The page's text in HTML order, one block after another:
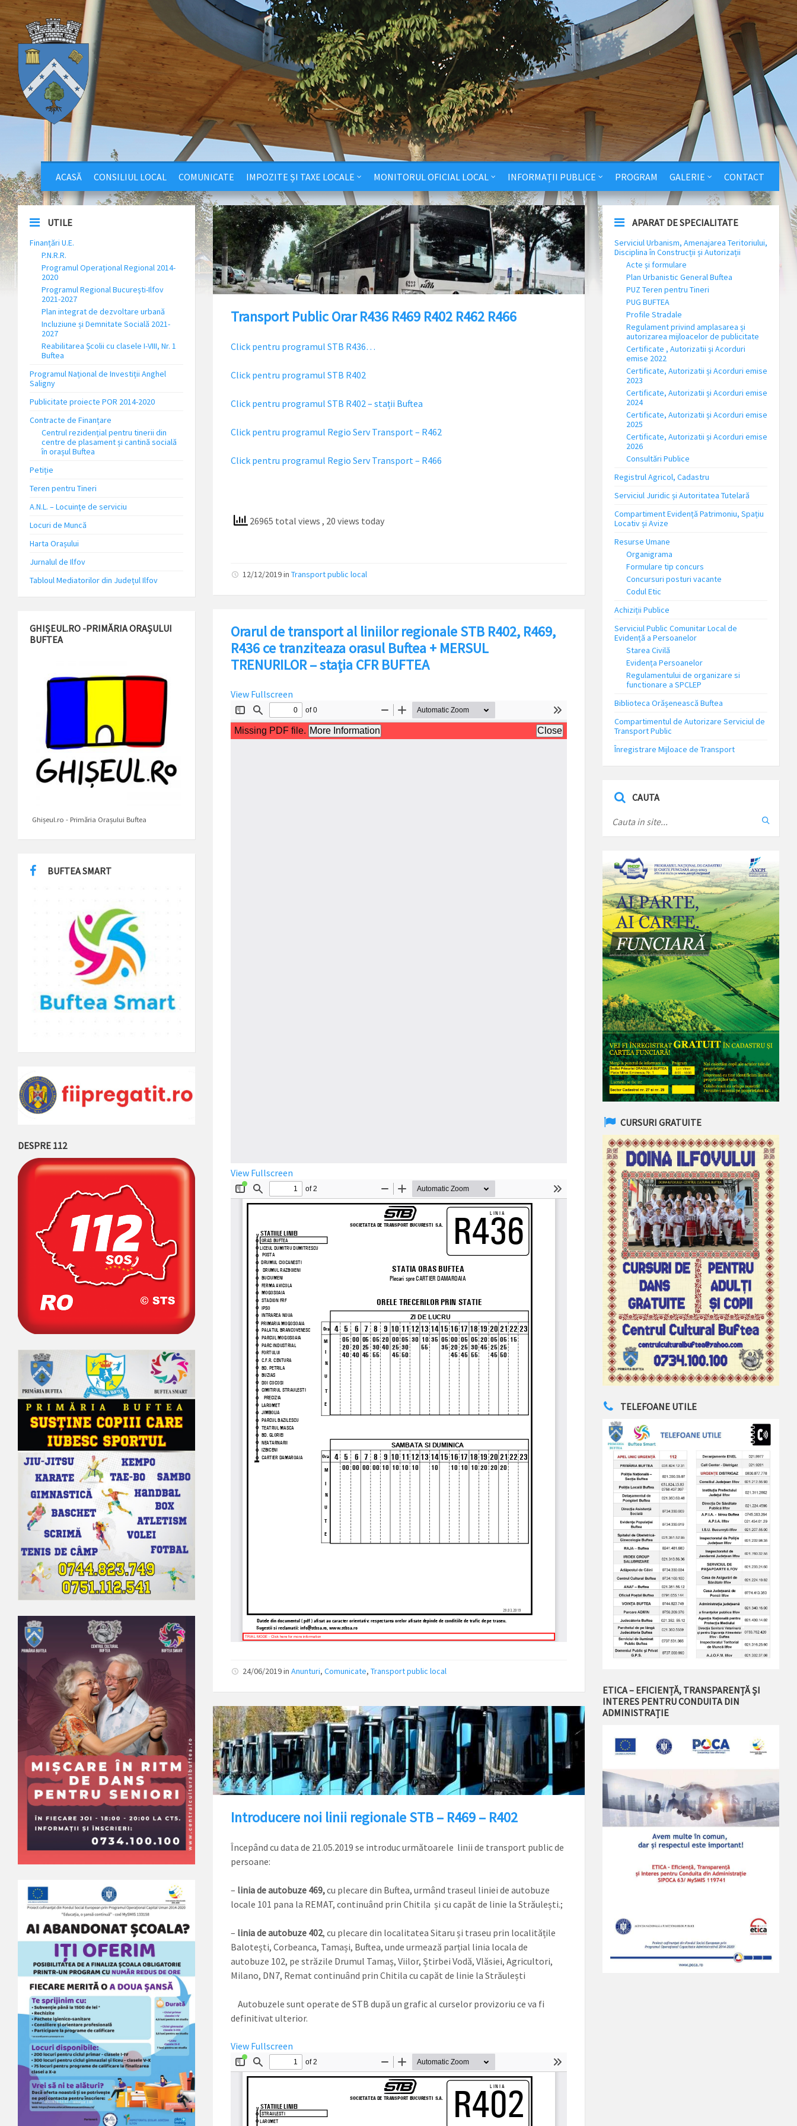
ACASĂ CONSILIUL LOCAL COMUNICATE IMPOZITE ȘI TAXE LOCALE MONITORUL OFICIAL LOCAL INFORMAȚII PUBLICE PROGRAM GALERIE CONTACT
Transport Public Orar R436 R469 R402 R462 R466
Click pentru programul STB R436…
Click pentru programul STB R402
Click pentru programul STB R402 – stații Buftea
Click pentru programul Regio Serv Transport – R462
Click pentru programul Regio Serv Transport – R466
26965 total views , 20 views today
12/12/2019in Transport public local
Orarul de transport al liniilor regionale STB R402, R469,
R436 ce tranziteaza orasul Buftea + MERSUL
TRENURILOR – stația CFR BUFTEA
View Fullscreen
View Fullscreen
24/06/2019in Anunturi, Comunicate, Transport public local
Introducere noi linii regionale STB – R469 – R402
Începând cu data de 21.05.2019 se introduc următoarele linii de transport public de
persoane:
– linia de autobuze 469,cu plecare din Buftea, urmând traseul liniei de autobuze
locale 101 pana la REMAT, continuând prin Chitila și cu capăt de linie la Străulești.;
– linia de autobuze 402, cu plecare din localitatea Sitaru și traseu prin localitățile
Balotești, Corbeanca, Tamași, Buftea, unde urmează parțial linia locala de
autobuze 102, pe străzile Drumul Tamaș, Viilor, Știrbei Vodă, Vlăsiei, Agricultori,
Milano, DN7, Remat continuând prin Chitila cu capăt de linie la Străulești
Autobuzele sunt operate de STB după un grafic al curselor provizoriu ce va fi
definitivat ulterior.
View Fullscreen
UTILE
Finanțări U.E.
P.N.R.R.
Programul Operațional Regional 2014-
2020
Programul Regional București-Ilfov
2021-2027
Plan integrat de dezvoltare urbană
Incluziune și Demnitate Socială 2021-
2027
Reabilitarea Școlii cu clasele I-VIII, Nr. 1
Buftea
Programul Național de Investiții Anghel
Saligny
Publicitate proiecte POR 2014-2020
Contracte de Finanțare
Centrul rezidențial pentru tinerii din
centre de plasament și cantină socială
în orașul Buftea
Petiție
Teren pentru Tineri
A.N.L. – Locuinţe de serviciu
Locuri de Muncă
Harta Orașului
Jurnalul de Ilfov
Tabloul Mediatorilor din Județul Ilfov
GHIȘEUL.RO -PRIMĂRIA ORAȘULUI
BUFTEA
Ghișeul.ro - Primăria Orașului Buftea
BUFTEA SMART
DESPRE 112
APARAT DE SPECIALITATE
Serviciul Urbanism, Amenajarea Teritoriului,
Disciplina în Construcții și Autorizații
Acte și formulare
Plan Urbanistic General Buftea
PUZ Teren pentru Tineri
PUG BUFTEA
Profile Stradale
Regulament privind amplasarea și
autorizarea mijloacelor de publicitate
Certificate , Autorizatii și Acorduri
emise 2022
Certificate, Autorizatii și Acorduri emise
2023
Certificate, Autorizatii și Acorduri emise
2024
Certificate, Autorizatii și Acorduri emise
2025
Certificate, Autorizatii și Acorduri emise
2026
Consultări Publice
Registrul Agricol, Cadastru
Serviciul Juridic și Autoritatea Tutelară
Compartiment Evidență Patrimoniu, Spațiu
Locativ și Avize
Resurse Umane
Organigrama
Formulare tip concurs
Concursuri posturi vacante
Codul Etic
Achiziții Publice
Serviciul Public Comunitar Local de
Evidență a Persoanelor
Starea Civilă
Evidența Persoanelor
Regulamentului de organizare si
functionare a SPCLEP
Biblioteca Orășenească Buftea
Compartimentul de Autorizare Serviciul de
Transport Public
Înregistrare Mijloace de Transport
CAUTA
CURSURI GRATUITE
TELEFOANE UTILE
ETICA – EFICIENȚĂ, TRANSPARENȚĂ ȘI
INTERES PENTRU CONDUITA DIN
ADMINISTRAȚIE